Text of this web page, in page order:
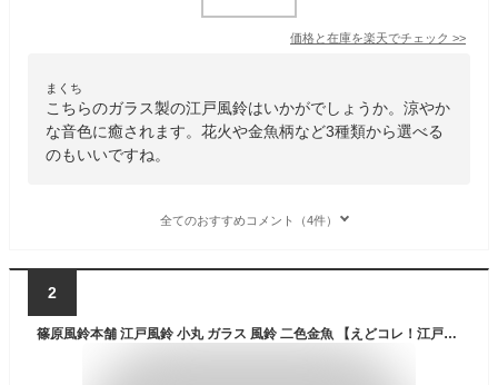
価格と在庫を楽天でチェック >>
まくち
こちらのガラス製の江戸風鈴はいかがでしょうか。涼やか
な音色に癒されます。花火や金魚柄など3種類から選べる
のもいいですね。
全てのおすすめコメント（4件）
2
篠原風鈴本舗 江戸風鈴 小丸 ガラス 風鈴 二色金魚 【えどコレ！江戸風鈴 手作り 夏の贈り物 ウインドチャイム 風鈴 カラフル 和 雑貨 吊り下げ インテリア 粋 夏 おしゃれ かわいい 窓辺 飾り 縁側 】 父の日 ギフト